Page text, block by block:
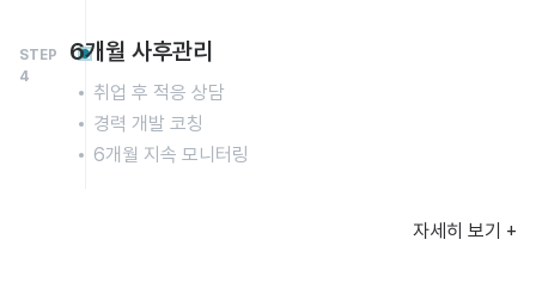
STEP
4
6개월 사후관리
취업 후 적응 상담
경력 개발 코칭
6개월 지속 모니터링
자세히 보기 +